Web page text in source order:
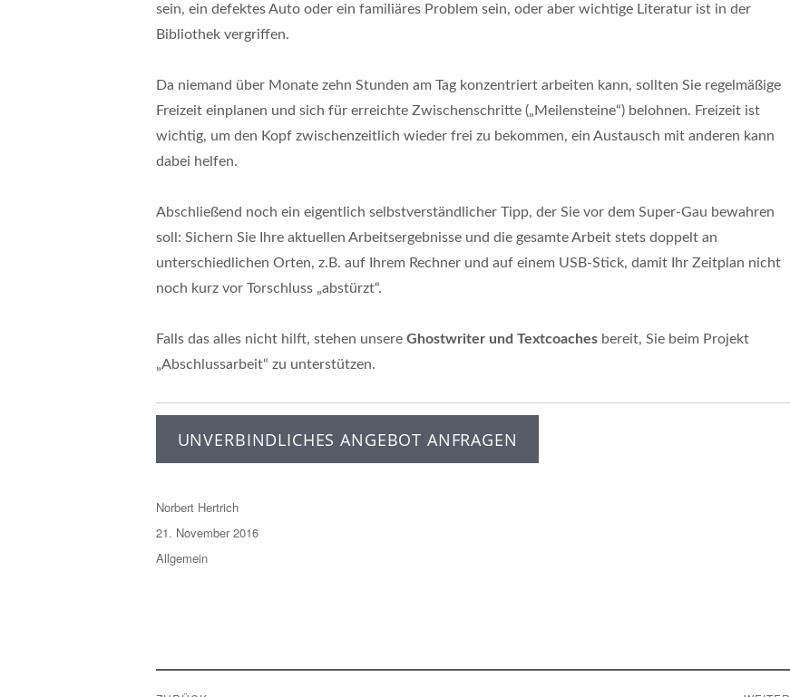
sein, ein defektes Auto oder ein familiäres Problem sein, oder aber wichtige Literatur ist in der
Bibliothek vergriffen.
Da niemand über Monate zehn Stunden am Tag konzentriert arbeiten kann, sollten Sie regelmäßige
Freizeit einplanen und sich für erreichte Zwischenschritte („Meilensteine“) belohnen. Freizeit ist
wichtig, um den Kopf zwischenzeitlich wieder frei zu bekommen, ein Austausch mit anderen kann
dabei helfen.
Abschließend noch ein eigentlich selbstverständlicher Tipp, der Sie vor dem Super-Gau bewahren
soll: Sichern Sie Ihre aktuellen Arbeitsergebnisse und die gesamte Arbeit stets doppelt an
unterschiedlichen Orten, z.B. auf Ihrem Rechner und auf einem USB-Stick, damit Ihr Zeitplan nicht
noch kurz vor Torschluss „abstürzt“.
Falls das alles nicht hilft, stehen unsere Ghostwriter und Textcoaches bereit, Sie beim Projekt
„Abschlussarbeit“ zu unterstützen.
UNVERBINDLICHES ANGEBOT ANFRAGEN
Autor
Norbert Hertrich
Veröffentlicht
am
21. November 2016
Kategorien
Allgemein
Beitragsnavigation